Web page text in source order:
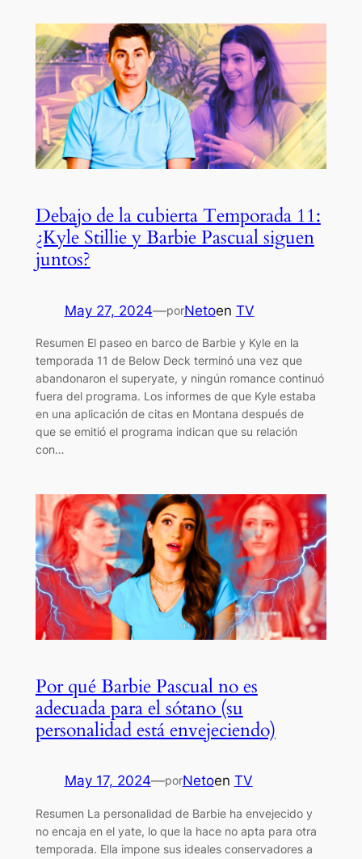
Debajo de la cubierta Temporada 11:
¿Kyle Stillie y Barbie Pascual siguen
juntos?
May 27, 2024—porNetoen TV
Resumen El paseo en barco de Barbie y Kyle en la
temporada 11 de Below Deck terminó una vez que
abandonaron el superyate, y ningún romance continuó
fuera del programa. Los informes de que Kyle estaba
en una aplicación de citas en Montana después de
que se emitió el programa indican que su relación
con…
Por qué Barbie Pascual no es
adecuada para el sótano (su
personalidad está envejeciendo)
May 17, 2024—porNetoen TV
Resumen La personalidad de Barbie ha envejecido y
no encaja en el yate, lo que la hace no apta para otra
temporada. Ella impone sus ideales conservadores a